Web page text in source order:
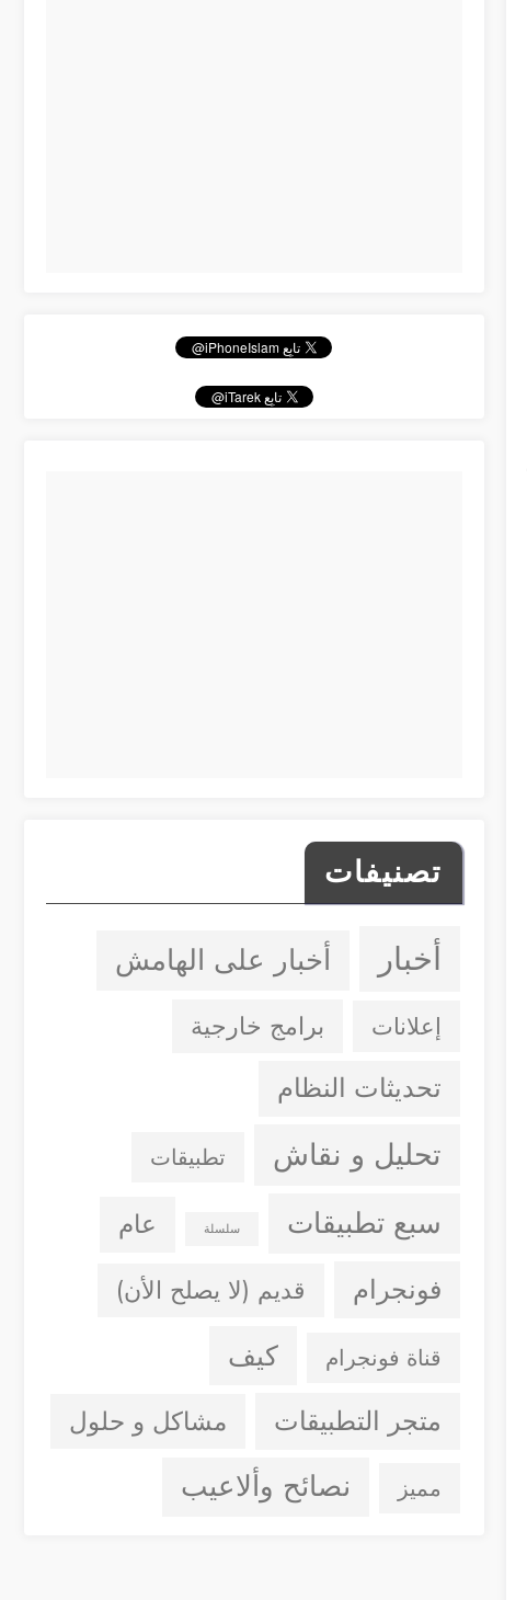
تصنيفات
أخبار أخبار على الهامش
إعلانات برامج خارجية
تحديثات النظام
تحليل و نقاش تطبيقات
سبع تطبيقات سلسلة عام
فونجرام قديم (لا يصلح الأن)
قناة فونجرام كيف
متجر التطبيقات مشاكل و حلول
مميز نصائح وألاعيب